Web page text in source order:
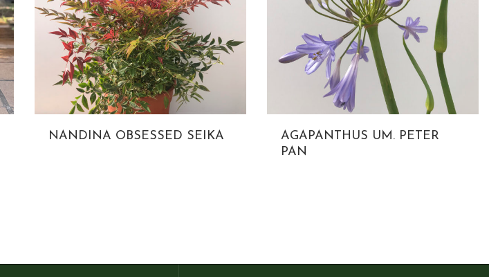
NANDINA OBSESSED SEIKA
AGAPANTHUS UM. PETER
PAN